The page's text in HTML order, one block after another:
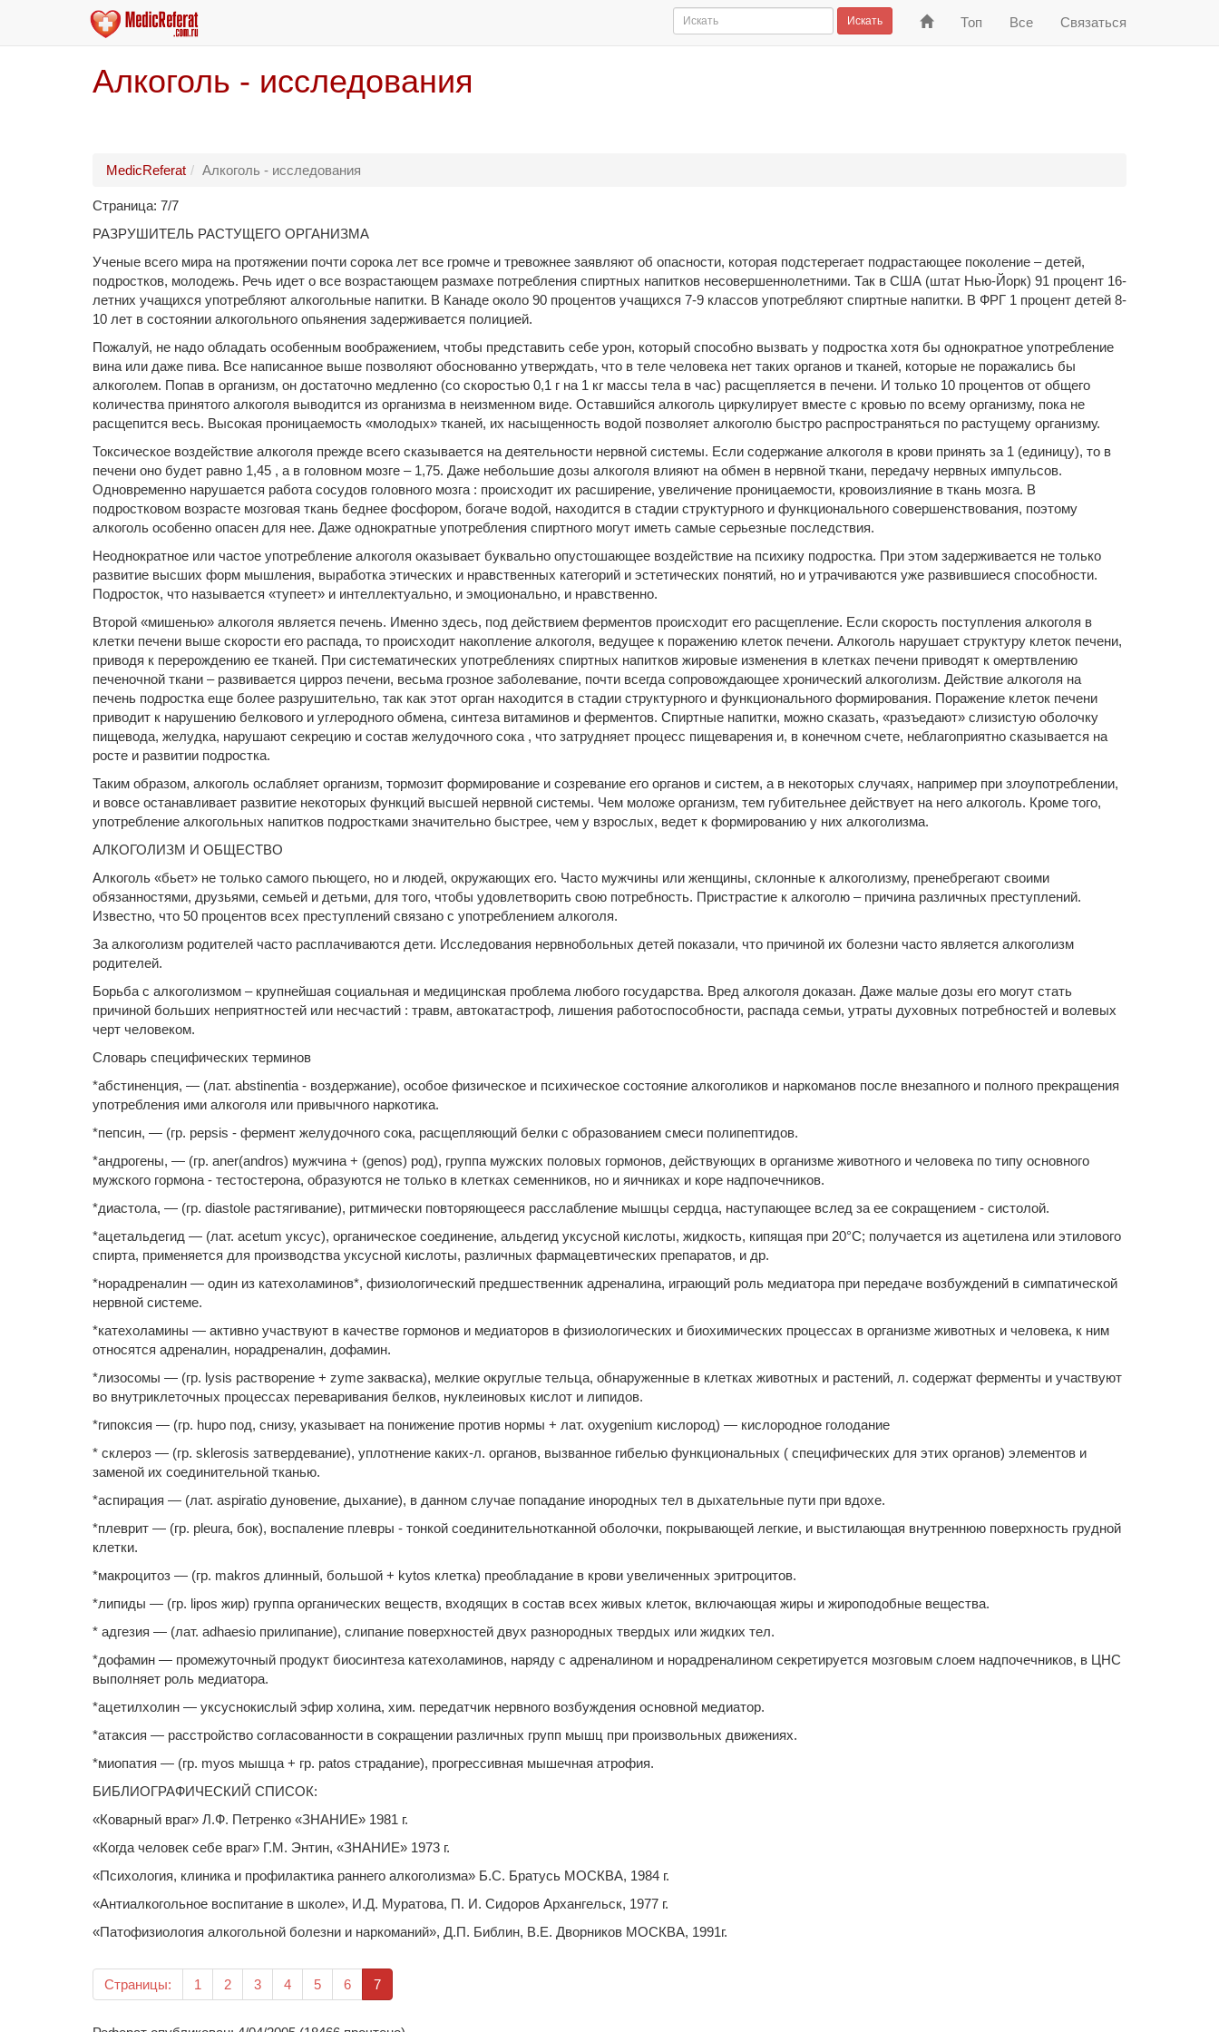
На
Топ Все Связаться
Искать
Алкоголь - исследования
MedicReferat Алкоголь - исследования
Страница: 7/7
РАЗРУШИТЕЛЬ РАСТУЩЕГО ОРГАНИЗМА
Ученые всего мира на протяжении почти сорока лет все громче и тревожнее заявляют об опасности, которая подстерегает подрастающее поколение – детей,
подростков, молодежь. Речь идет о все возрастающем размахе потребления спиртных напитков несовершеннолетними. Так в США (штат Нью-Йорк) 91 процент 16-
летних учащихся употребляют алкогольные напитки. В Канаде около 90 процентов учащихся 7-9 классов употребляют спиртные напитки. В ФРГ 1 процент детей 8-
10 лет в состоянии алкогольного опьянения задерживается полицией.
Пожалуй, не надо обладать особенным воображением, чтобы представить себе урон, который способно вызвать у подростка хотя бы однократное употребление
вина или даже пива. Все написанное выше позволяют обоснованно утверждать, что в теле человека нет таких органов и тканей, которые не поражались бы
алкоголем. Попав в организм, он достаточно медленно (со скоростью 0,1 г на 1 кг массы тела в час) расщепляется в печени. И только 10 процентов от общего
количества принятого алкоголя выводится из организма в неизменном виде. Оставшийся алкоголь циркулирует вместе с кровью по всему организму, пока не
расщепится весь. Высокая проницаемость «молодых» тканей, их насыщенность водой позволяет алкоголю быстро распространяться по растущему организму.
Токсическое воздействие алкоголя прежде всего сказывается на деятельности нервной системы. Если содержание алкоголя в крови принять за 1 (единицу), то в
печени оно будет равно 1,45 , а в головном мозге – 1,75. Даже небольшие дозы алкоголя влияют на обмен в нервной ткани, передачу нервных импульсов.
Одновременно нарушается работа сосудов головного мозга : происходит их расширение, увеличение проницаемости, кровоизлияние в ткань мозга. В
подростковом возрасте мозговая ткань беднее фосфором, богаче водой, находится в стадии структурного и функционального совершенствования, поэтому
алкоголь особенно опасен для нее. Даже однократные употребления спиртного могут иметь самые серьезные последствия.
Неоднократное или частое употребление алкоголя оказывает буквально опустошающее воздействие на психику подростка. При этом задерживается не только
развитие высших форм мышления, выработка этических и нравственных категорий и эстетических понятий, но и утрачиваются уже развившиеся способности.
Подросток, что называется «тупеет» и интеллектуально, и эмоционально, и нравственно.
Второй «мишенью» алкоголя является печень. Именно здесь, под действием ферментов происходит его расщепление. Если скорость поступления алкоголя в
клетки печени выше скорости его распада, то происходит накопление алкоголя, ведущее к поражению клеток печени. Алкоголь нарушает структуру клеток печени,
приводя к перерождению ее тканей. При систематических употреблениях спиртных напитков жировые изменения в клетках печени приводят к омертвлению
печеночной ткани – развивается цирроз печени, весьма грозное заболевание, почти всегда сопровождающее хронический алкоголизм. Действие алкоголя на
печень подростка еще более разрушительно, так как этот орган находится в стадии структурного и функционального формирования. Поражение клеток печени
приводит к нарушению белкового и углеродного обмена, синтеза витаминов и ферментов. Спиртные напитки, можно сказать, «разъедают» слизистую оболочку
пищевода, желудка, нарушают секрецию и состав желудочного сока , что затрудняет процесс пищеварения и, в конечном счете, неблагоприятно сказывается на
росте и развитии подростка.
Таким образом, алкоголь ослабляет организм, тормозит формирование и созревание его органов и систем, а в некоторых случаях, например при злоупотреблении,
и вовсе останавливает развитие некоторых функций высшей нервной системы. Чем моложе организм, тем губительнее действует на него алкоголь. Кроме того,
употребление алкогольных напитков подростками значительно быстрее, чем у взрослых, ведет к формированию у них алкоголизма.
АЛКОГОЛИЗМ И ОБЩЕСТВО
Алкоголь «бьет» не только самого пьющего, но и людей, окружающих его. Часто мужчины или женщины, склонные к алкоголизму, пренебрегают своими
обязанностями, друзьями, семьей и детьми, для того, чтобы удовлетворить свою потребность. Пристрастие к алкоголю – причина различных преступлений.
Известно, что 50 процентов всех преступлений связано с употреблением алкоголя.
За алкоголизм родителей часто расплачиваются дети. Исследования нервнобольных детей показали, что причиной их болезни часто является алкоголизм
родителей.
Борьба с алкоголизмом – крупнейшая социальная и медицинская проблема любого государства. Вред алкоголя доказан. Даже малые дозы его могут стать
причиной больших неприятностей или несчастий : травм, автокатастроф, лишения работоспособности, распада семьи, утраты духовных потребностей и волевых
черт человеком.
Словарь специфических терминов
*абстиненция, — (лат. аbstinentia - воздержание), особое физическое и психическое состояние алкоголиков и наркоманов после внезапного и полного прекращения
употребления ими алкоголя или привычного наркотика.
*пепсин, — (гр. pepsis - фермент желудочного сока, расщепляющий белки с образованием смеси полипептидов.
*андрогены, — (гр. aner(andros) мужчина + (genos) род), группа мужских половых гормонов, действующих в организме животного и человека по типу основного
мужского гормона - тестостерона, образуются не только в клетках семенников, но и яичниках и коре надпочечников.
*диастола, — (гр. diastole растягивание), ритмически повторяющееся расслабление мышцы сердца, наступающее вслед за ее сокращением - систолой.
*ацетальдегид — (лат. acetum уксус), органическое соединение, альдегид уксусной кислоты, жидкость, кипящая при 20°С; получается из ацетилена или этилового
спирта, применяется для производства уксусной кислоты, различных фармацевтических препаратов, и др.
*норадреналин — один из катехоламинов*, физиологический предшественник адреналина, играющий роль медиатора при передаче возбуждений в симпатической
нервной системе.
*катехоламины — активно участвуют в качестве гормонов и медиаторов в физиологических и биохимических процессах в организме животных и человека, к ним
относятся адреналин, норадреналин, дофамин.
*лизосомы — (гр. lysis растворение + zyme закваска), мелкие округлые тельца, обнаруженные в клетках животных и растений, л. содержат ферменты и участвуют
во внутриклеточных процессах переваривания белков, нуклеиновых кислот и липидов.
*гипоксия — (гр. hupo под, снизу, указывает на понижение против нормы + лат. oxygenium кислород) — кислородное голодание
* склероз — (гр. sklerosis затвердевание), уплотнение каких-л. органов, вызванное гибелью функциональных ( специфических для этих органов) элементов и
заменой их соединительной тканью.
*аспирация — (лат. aspiratio дуновение, дыхание), в данном случае попадание инородных тел в дыхательные пути при вдохе.
*плеврит — (гр. pleura, бок), воспаление плевры - тонкой соединительнотканной оболочки, покрывающей легкие, и выстилающая внутреннюю поверхность грудной
клетки.
*макроцитоз — (гр. makros длинный, большой + kytos клетка) преобладание в крови увеличенных эритроцитов.
*липиды — (гр. lipos жир) группа органических веществ, входящих в состав всех живых клеток, включающая жиры и жироподобные вещества.
* адгезия — (лат. adhaesio прилипание), слипание поверхностей двух разнородных твердых или жидких тел.
*дофамин — промежуточный продукт биосинтеза катехоламинов, наряду с адреналином и норадреналином секретируется мозговым слоем надпочечников, в ЦНС
выполняет роль медиатора.
*ацетилхолин — уксуснокислый эфир холина, хим. передатчик нервного возбуждения основной медиатор.
*атаксия — расстройство согласованности в сокращении различных групп мышц при произвольных движениях.
*миопатия — (гр. myos мышца + гр. patos страдание), прогрессивная мышечная атрофия.
БИБЛИОГРАФИЧЕСКИЙ СПИСОК:
«Коварный враг» Л.Ф. Петренко «ЗНАНИЕ» 1981 г.
«Когда человек себе враг» Г.М. Энтин, «ЗНАНИЕ» 1973 г.
«Психология, клиника и профилактика раннего алкоголизма» Б.С. Братусь МОСКВА, 1984 г.
«Антиалкогольное воспитание в школе», И.Д. Муратова, П. И. Сидоров Архангельск, 1977 г.
«Патофизиология алкогольной болезни и наркоманий», Д.П. Библин, В.Е. Дворников МОСКВА, 1991г.
Страницы: 1 2 3 4 5 6 7(текущая)